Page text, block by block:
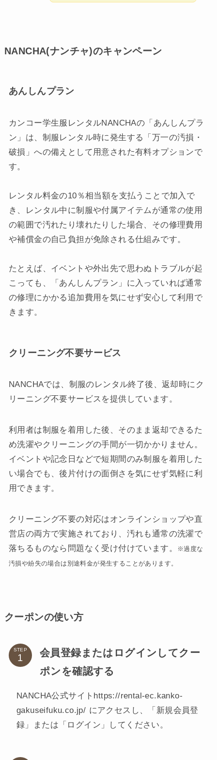
NANCHA(ナンチャ)のキャンペーン
あんしんプラン
カンコー学生服レンタルNANCHAの「あんしんプラ
ン」は、制服レンタル時に発生する「万一の汚損・
破損」への備えとして用意された有料オプションで
す。
レンタル料金の10％相当額を支払うことで加入で
き、レンタル中に制服や付属アイテムが通常の使用
の範囲で汚れたり壊れたりした場合、その修理費用
や補償金の自己負担が免除される仕組みです。
たとえば、イベントや外出先で思わぬトラブルが起
こっても、「あんしんプラン」に入っていれば通常
の修理にかかる追加費用を気にせず安心して利用で
きます。
クリーニング不要サービス
NANCHAでは、制服のレンタル終了後、返却時にク
リーニング不要サービスを提供しています。
利用者は制服を着用した後、そのまま返却できるた
め洗濯やクリーニングの手間が一切かかりません。
イベントや記念日などで短期間のみ制服を着用した
い場合でも、後片付けの面倒さを気にせず気軽に利
用できます。
クリーニング不要の対応はオンラインショップや直
営店の両方で実施されており、汚れも通常の洗濯で
落ちるものなら問題なく受け付けています。
※過度な
汚損や紛失の場合は別途料金が発生することがあります。
クーポンの使い方
STEP
会員登録またはログインしてクー
ポンを確認する
NANCHA公式サイトhttps://rental-ec.kanko-
gakuseifuku.co.jp/ にアクセスし、「新規会員登
録」または「ログイン」してください。